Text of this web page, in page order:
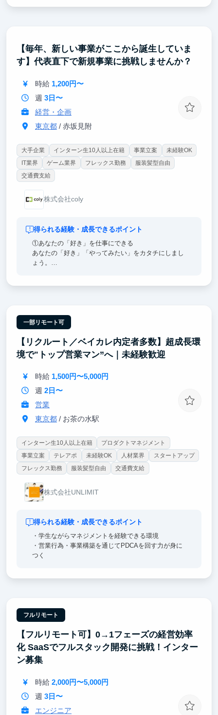
限られた社会人しか踏み込めない領域を担当します。
設計した仕組みが、そのまま学生が海外へ渡る導線に
に体感できます。
【毎年、新しい事業がここから誕生していま
す】代表直下で新規事業に挑戦しませんか？
時給 1,200円〜
週 3日〜
経営・企画
東京都/ 赤坂見附
大手企業 インターン生10人以上在籍 事業立案
未経験OK
IT業界
ゲーム業界 フレックス勤務
服装髪型自由
交通費支給
株式会社coly
得られる経験・成長できるポイント
①あなたの「好き」を仕事にできる
あなたの「好き」「やってみたい」をカタチにしまし
ょう。
②個人の力を試せる
チャレンジは日常茶飯事。
ご自身で裁量を持ってプロジェクトを動かすことが可
能です。
③成功体験を積もう
新規事業の企画・プロモーション等、やってみたいこ
難易度が低いものから挑戦をサポートします。
頑張るのはマストですが、道筋をできる限り整えるの
一部リモート可
【リクルート／ベイカレ内定者多数】超成長環
境で"トップ営業マン”へ｜未経験歓迎
時給 1,500円〜5,000円
週 2日〜
営業
東京都/ お茶の水駅
インターン生10人以上在籍
プロダクトマネジメント
事業立案
テレアポ 未経験OK 人材業界
スタートアップ
フレックス勤務
服装髪型自由 交通費支給
株式会社UNLIMIT
得られる経験・成長できるポイント
・学生ながらマネジメントを経験できる環境
・営業行為・事業構築を通じてPDCAを回す力が身に
つく
フルリモート
【フルリモート可】0→1フェーズの経営効率
化 SaaSでフルスタック開発に挑戦！インター
ン募集
時給 2,000円〜5,000円
週 3日〜
エンジニア